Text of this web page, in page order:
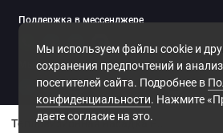
Мы используем файлы cookie и
сохранения предпочтений и
посетителей сайта. Подробнее в
конфиденциальности. Нажмите
даете согласие на это.
Поддержка в мессенджере
Мы в сети